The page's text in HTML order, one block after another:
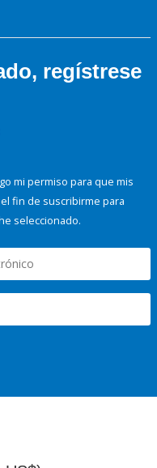
regístrese
mi permiso para que mis
fin de suscribirme para
seleccionado.